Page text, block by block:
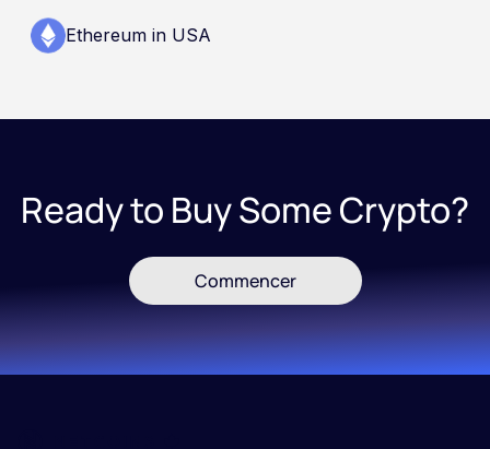
Ethereum in USA
Ready to Buy Some Crypto?
Commencer